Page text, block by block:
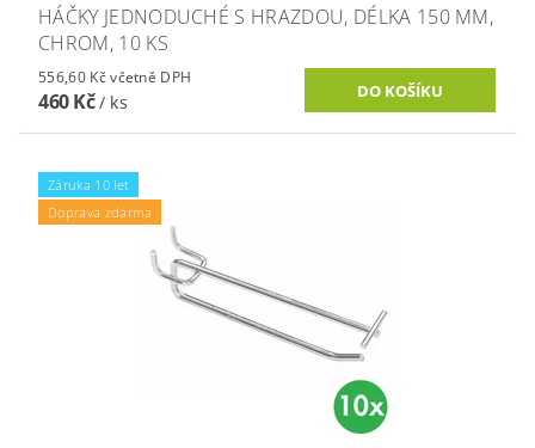
HÁČKY JEDNODUCHÉ S HRAZDOU, DÉLKA 150 MM,
CHROM, 10 KS
556,60 Kč včetně DPH
460 Kč/ ks
Záruka 10 let
Doprava zdarma